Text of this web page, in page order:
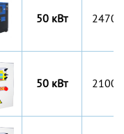
50 кВт
50 кВт